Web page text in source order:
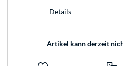
Details
Artikel kann derzeit